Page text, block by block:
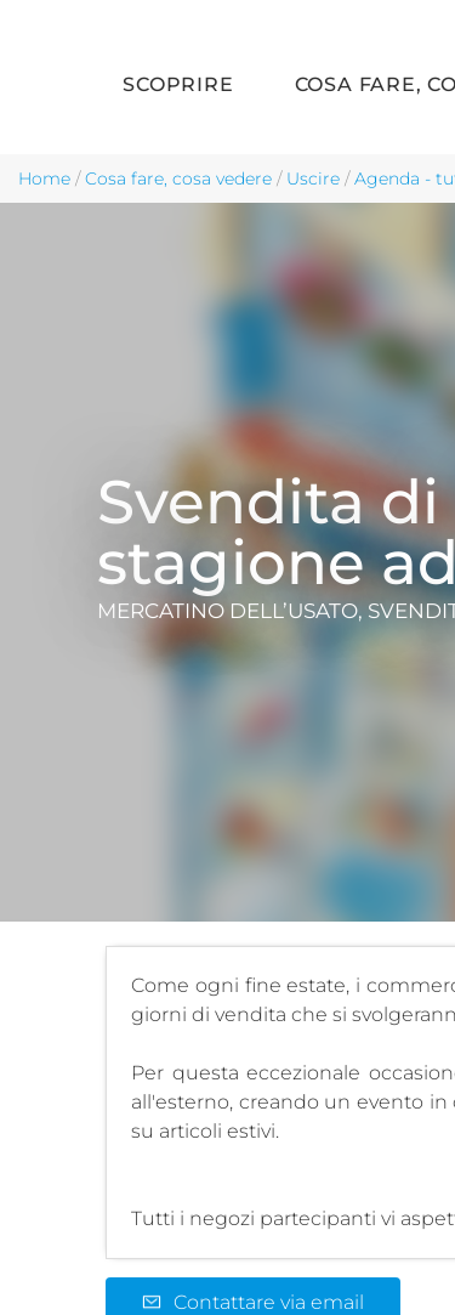
Skip to main content
SCOPRIRE COSA FARE,
Home /Cosa fare, cosa vedere / Uscire /Agenda -
Svendita
stagione
MERCATINO DELL’USATO,
Come ogni fine estate, i
giorni di vendita che si
Per questa eccezionale
all'esterno, creando un evento
su articoli estivi.
Tutti i negozi partecipanti vi
Contattare via email